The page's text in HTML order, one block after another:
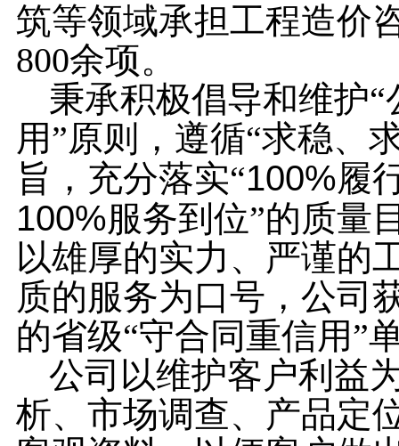
筑等领域承担工程造价
800余项。
秉承积极倡导和维护
用”原则，遵循“求稳、
旨，充分落实“100%履
100%服务到位”的质量
以雄厚的实力、严谨的
质的服务为口号，公司
的省级“守合同重信用”
公司以维护客户利益
析、市场调查、产品定